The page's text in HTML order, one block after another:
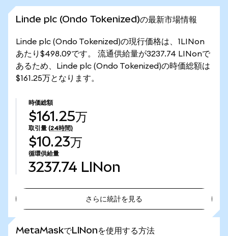
Linde plc (Ondo Tokenized)の最新市場情報
Linde plc (Ondo Tokenized)の現行価格は、1LINon
あたり$498.09です。 流通供給量が3237.74 LINonで
あるため、Linde plc (Ondo Tokenized)の時価総額は
$161.25万となります。
時価総額
$161.25万
取引量 (24時間)
$10.23万
循環供給量
3237.74 LINon
さらに統計を見る
MetaMaskでLINonを使用する方法